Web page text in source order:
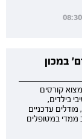
במכון
קורסים
בילדים,
מודלים עדכניים
ממדי במטופלים